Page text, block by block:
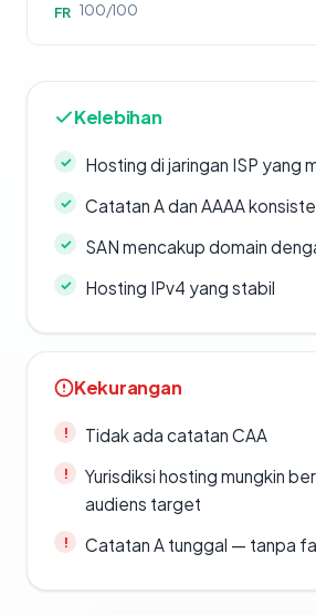
FR 100/100
Kelebihan
Hosting di jaringan ISP yang
Catatan A dan AAAA
SAN mencakup domain
Hosting IPv4 yang stabil
Kekurangan
Tidak ada catatan CAA
Yurisdiksi hosting mungkin
audiens target
Catatan A tunggal — tanpa